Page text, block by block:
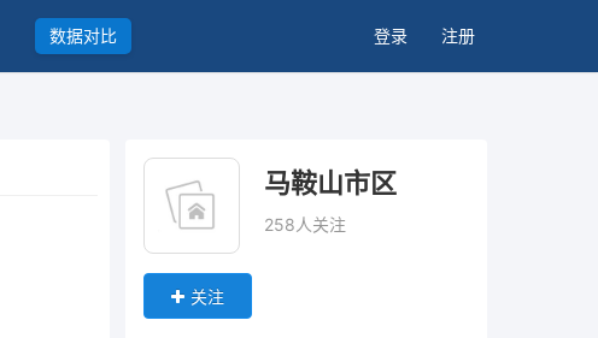
数据对比 登录 注册
马鞍山市区
258人关注
关注